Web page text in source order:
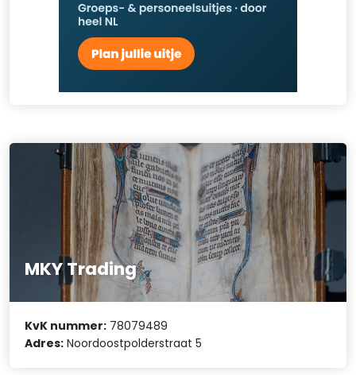
MKY Trading
KvK nummer: 78079489
Adres: Noordoostpolderstraat 5